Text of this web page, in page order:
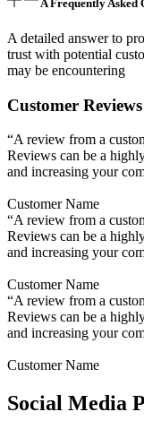
A Frequently Asked
A detailed answer to
trust with potential
may be encountering
Customer Reviews
“A review from a
Reviews can be a
and increasing your
Customer Name
“A review from a
Reviews can be a
and increasing your
Customer Name
“A review from a
Reviews can be a
and increasing your
Customer Name
Social Media